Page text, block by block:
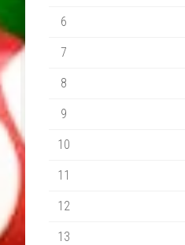
6
7
8
9
10
11
12
13